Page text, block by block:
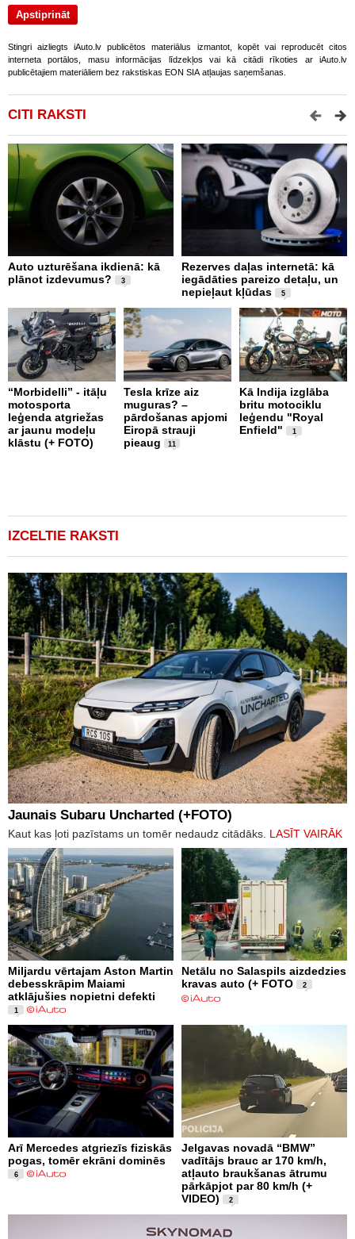
Stingri aizliegts iAuto.lv publicētos materiālus izmantot, kopēt vai reproducēt citos
interneta portālos, masu informācijas līdzekļos vai kā citādi rīkoties ar iAuto.lv
publicētajiem materiāliem bez rakstiskas EON SIA atļaujas saņemšanas.
CITI RAKSTI
Auto uzturēšana ikdienā: kā
plānot izdevumus?
3
Rezerves daļas internetā: kā
iegādāties pareizo detaļu, un
nepieļaut kļūdas
5
“Morbidelli” - itāļu
motosporta
leģenda atgriežas
ar jaunu modeļu
klāstu (+ FOTO)
Tesla krīze aiz
muguras? –
pārdošanas apjomi
Eiropā strauji
pieaug
11
Kā Indija izglāba
britu motociklu
leģendu "Royal
Enfield"
1
IZCELTIE RAKSTI
Jaunais Subaru Uncharted (+FOTO)
Kaut kas ļoti pazīstams un tomēr nedaudz citādāks. LASĪT VAIRĀK
Miljardu vērtajam Aston Martin
debesskrāpim Maiami
atklājušies nopietni defekti
1
Netālu no Salaspils aizdedzies
kravas auto (+ FOTO
2
Arī Mercedes atgriezīs fiziskās
pogas, tomēr ekrāni dominēs
6
Jelgavas novadā “BMW”
vadītājs brauc ar 170 km/h,
atļauto braukšanas ātrumu
pārkāpjot par 80 km/h (+
VIDEO)
2